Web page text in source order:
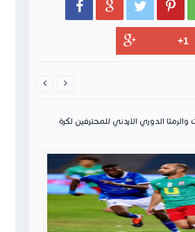
   
الدوري الاردني للمحترفين لكرة
 